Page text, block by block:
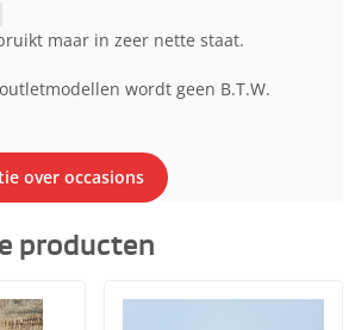
maar in zeer nette staat.
wordt geen B.T.W.
over occasions
producten